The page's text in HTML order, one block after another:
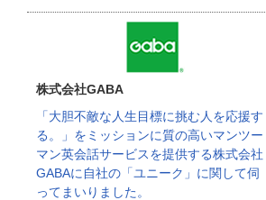
株式会社GABA
「大胆不敵な人生目標に挑む人を応援す
る。」をミッションに質の高いマンツー
マン英会話サービスを提供する株式会社
GABAに自社の「ユニーク」に関して伺
ってまいりました。